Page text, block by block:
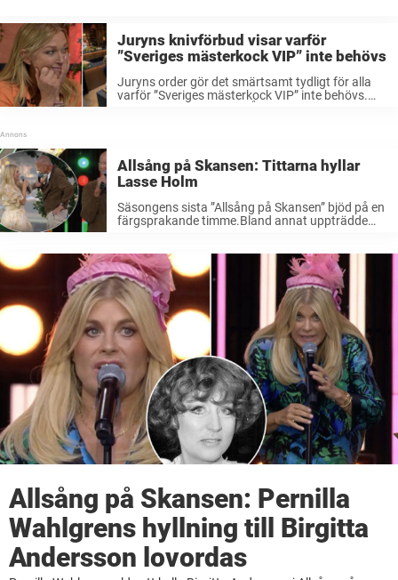
Juryns knivförbud visar varför
”Sveriges mästerkock VIP” inte behövs
Juryns order gör det smärtsamt tydligt för alla
varför ”Sveriges mästerkock VIP” inte behövs.
Allsång på Skansen: Tittarna hyllar
Lasse Holm
Säsongens sista ”Allsång på Skansen” bjöd på en
färgsprakande timme.Bland annat uppträdde
Holm sätter fart på oss 60+”, skriver en ...
Allsång på Skansen: Pernilla
Wahlgrens hyllning till Birgitta
Andersson lovordas